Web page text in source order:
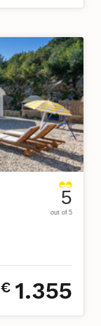
5
out of 5
€ 1.355